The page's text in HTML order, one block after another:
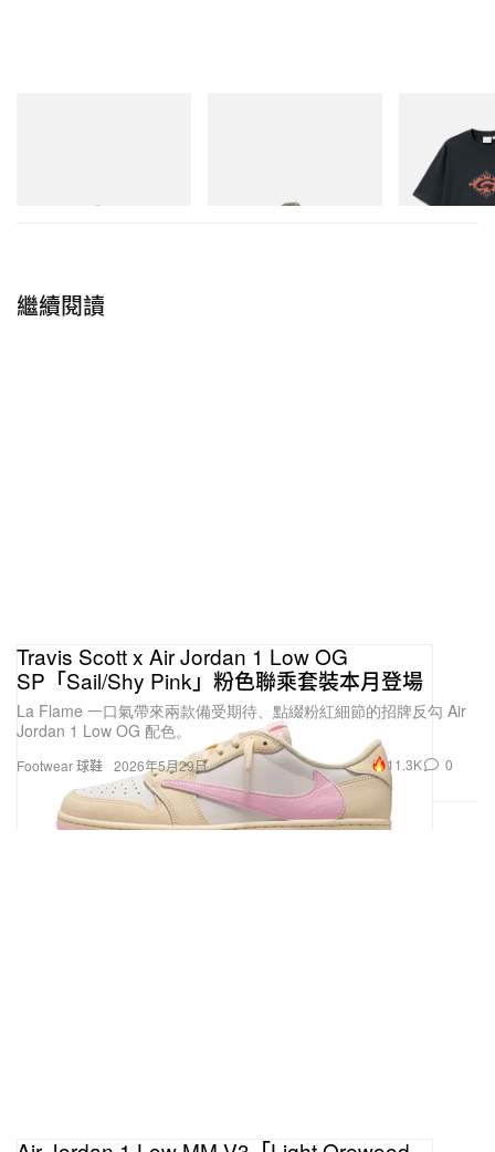
Flame Tee
立即購入
繼續閱讀
Footwear 球鞋
Travis Scott x Air Jordan 1 Low OG
SP「Sail/Shy Pink」粉色聯乘套裝本月登場
La Flame 一口氣帶來兩款備受期待、點綴粉紅細節的招牌反勾 Air
Jordan 1 Low OG 配色。
2026年5月29日 11.3K 0